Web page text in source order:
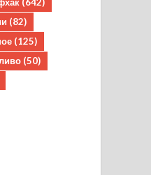
(82)
(125)
(50)